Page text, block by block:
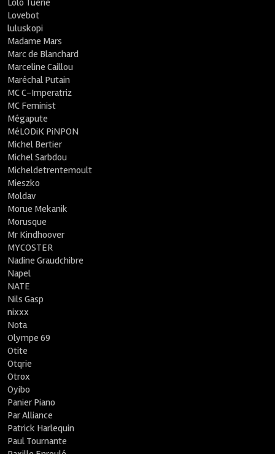
Lolo Tuerie
Lovebot
luluskopi
Madame Mars
Marc de Blanchard
Marceline Caillou
Maréchal Putain
MC C-Imperatriz
MC Feminist
Mégapute
MéLODiK PiNPON
Michel Bertier
Michel Sarbdou
Micheldetrentemoult
Mieszko
Moldav
Morue Mekanik
Morusque
Mr Kindhoover
MYCOSTER
Nadine Graudchibre
Napel
NATE
Nils Gasp
nixxx
Nota
Olympe 69
Otite
Otqrie
Otrox
Oyibo
Panier Piano
Par Alliance
Patrick Harlequin
Paul Tournante